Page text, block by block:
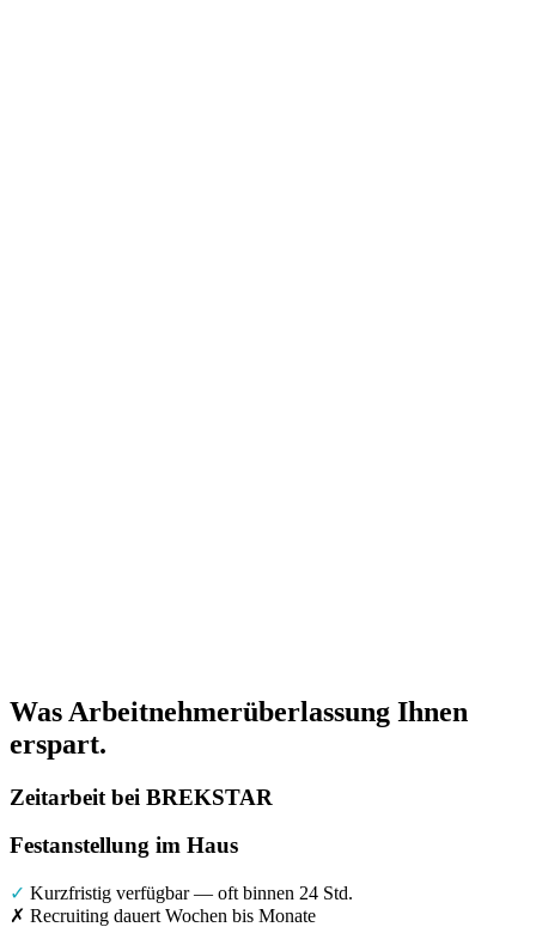
Was Arbeitnehmerüberlassung Ihnen
erspart.
Zeitarbeit bei BREKSTAR
Festanstellung im Haus
✓ Kurzfristig verfügbar — oft binnen 24 Std.
✗ Recruiting dauert Wochen bis Monate